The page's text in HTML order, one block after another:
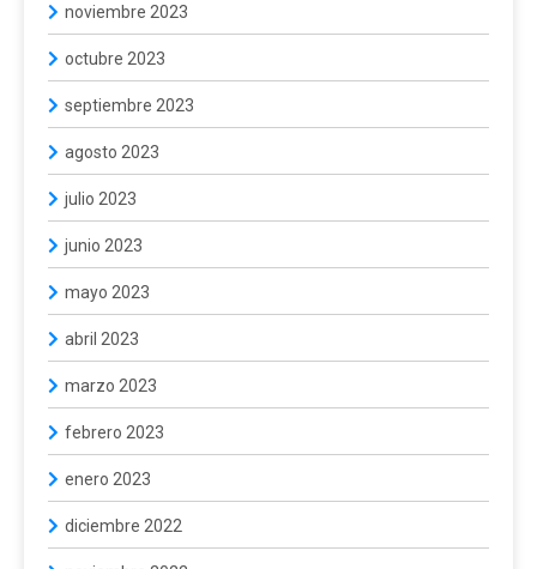
noviembre 2023
octubre 2023
septiembre 2023
agosto 2023
julio 2023
junio 2023
mayo 2023
abril 2023
marzo 2023
febrero 2023
enero 2023
diciembre 2022